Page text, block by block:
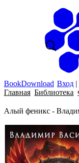
BookDownload Вход |
Главная Библиотека
Алый феникс -